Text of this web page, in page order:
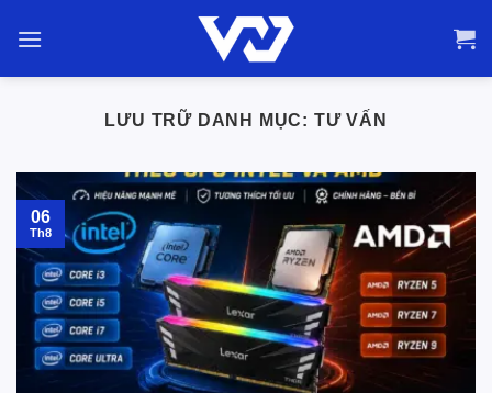
qua
LƯU TRỮ DANH MỤC: TƯ VẤN
06
Th8